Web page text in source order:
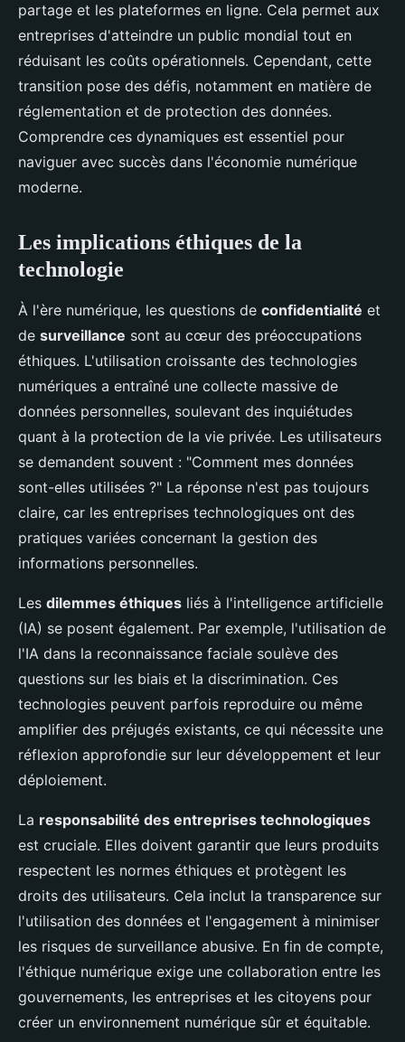
partage et les plateformes en ligne. Cela permet aux
entreprises d'atteindre un public mondial tout en
réduisant les coûts opérationnels. Cependant, cette
transition pose des défis, notamment en matière de
réglementation et de protection des données.
Comprendre ces dynamiques est essentiel pour
naviguer avec succès dans l'économie numérique
moderne.
Les implications éthiques de la
technologie
À l'ère numérique, les questions de confidentialité et
de surveillance sont au cœur des préoccupations
éthiques. L'utilisation croissante des technologies
numériques a entraîné une collecte massive de
données personnelles, soulevant des inquiétudes
quant à la protection de la vie privée. Les utilisateurs
se demandent souvent : "Comment mes données
sont-elles utilisées ?" La réponse n'est pas toujours
claire, car les entreprises technologiques ont des
pratiques variées concernant la gestion des
informations personnelles.
Les dilemmes éthiques liés à l'intelligence artificielle
(IA) se posent également. Par exemple, l'utilisation de
l'IA dans la reconnaissance faciale soulève des
questions sur les biais et la discrimination. Ces
technologies peuvent parfois reproduire ou même
amplifier des préjugés existants, ce qui nécessite une
réflexion approfondie sur leur développement et leur
déploiement.
La responsabilité des entreprises technologiques
est cruciale. Elles doivent garantir que leurs produits
respectent les normes éthiques et protègent les
droits des utilisateurs. Cela inclut la transparence sur
l'utilisation des données et l'engagement à minimiser
les risques de surveillance abusive. En fin de compte,
l'éthique numérique exige une collaboration entre les
gouvernements, les entreprises et les citoyens pour
créer un environnement numérique sûr et équitable.